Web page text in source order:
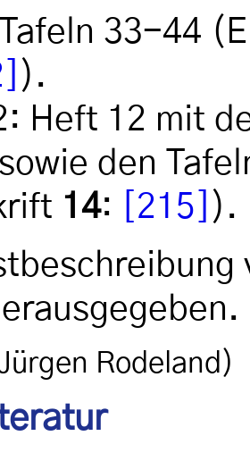
33-44
).
Heft 12 mit
den
14: [215]
).
Rodeland)